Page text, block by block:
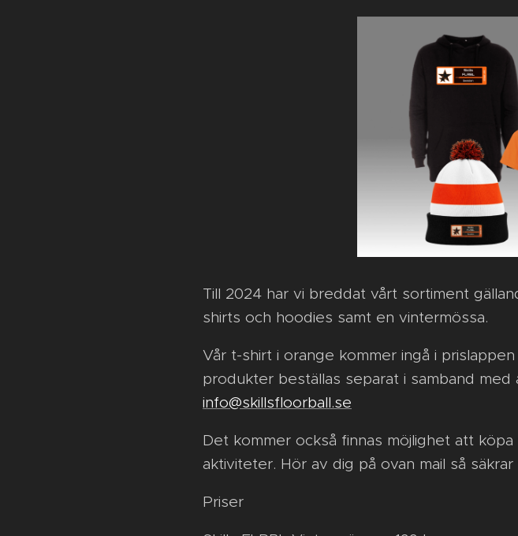
Till 2024 har vi breddat vårt sortiment
shirts och hoodies samt en vintermössa.
Vår t-shirt i orange kommer ingå i
produkter beställas separat i samband med
info@skillsfloorball.se
Det kommer också finnas möjlighet att
aktiviteter. Hör av dig på ovan mail så
Priser